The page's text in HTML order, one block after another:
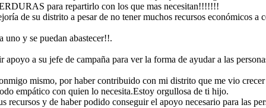
en contribuir
cada uno de las
con
adaptarse en lo
y así creando la
para repartirlo con los que mas necesitan!!!!!!!
de su distrito a pesar de no tener muchos recursos económicos
uno y se puedan abastecer!!.
a su jefe de campaña para ver la forma de ayudar a las
mismo, por haber contribuido con mi distrito que me vio
empático con quien lo necesita.Estoy orgullosa de ti hijo.
recursos y de haber podido conseguir el apoyo necesario para las